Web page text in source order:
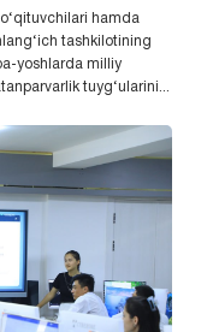
hamda
tashkilotining
yoshlarda milliy
tuyg‘ularini...